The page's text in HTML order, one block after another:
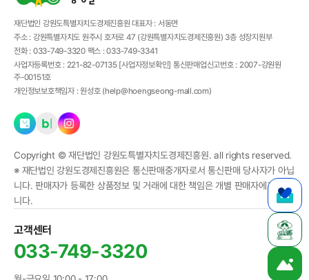
재단법인 강원도특별자치도경제진흥원대표자 : 서동면
주소 : 강원특별자치도 원주시 호저로 47 (강원특별자치도경제진흥원) 3층 성장지원부
전화 : 033-749-3320 팩스 :033-749-3341
사업자등록번호 : 221-82-07135 [사업자정보확인] 통신판매업신고번호 : 2007-강원원
주-00151호
개인정보보호책임자 :원성호 (help@hoengseong-mall.com)
Copyright © 재단법인 강원도특별자치도경제진흥원. all rights reserved.
※ 재단법인 강원도경제진흥원은 통신판매중개자로서 통신판매 당사자가 아닙
니다. 판매자가 등록한 상품정보 및 거래에 대한 책임은 개별 판매자에게 있습
니다.
고객센터
033-749-3320